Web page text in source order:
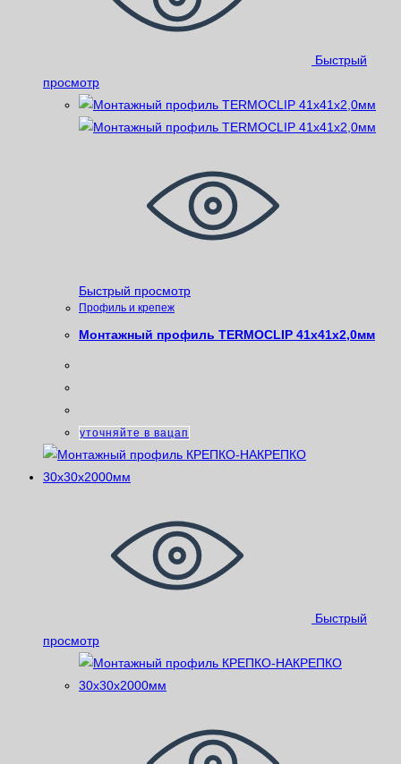
Быстрый
просмотр
Быстрый просмотр
Профиль и крепеж
Монтажный профиль TERMOCLIP 41x41x2,0мм
уточняйте в вацап
Быстрый
просмотр